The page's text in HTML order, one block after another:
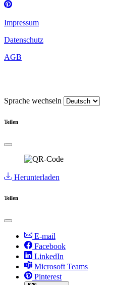
Impressum
Datenschutz
AGB
Sprache wechseln
Teilen
Herunterladen
Teilen
E-mail
Facebook
LinkedIn
Microsoft Teams
Pinterest